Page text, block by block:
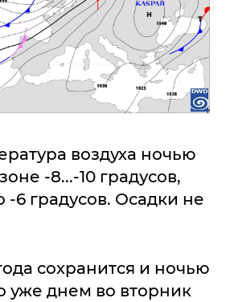
воздуха ночью
-8...-10 градусов,
-6 градусов. Осадки не
сохранится и ночью
уже днем во вторник